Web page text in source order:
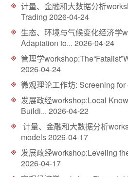
计量、金融和大数据分析
Trading 2026-04-24
生态、环境与气候变化经济学
Adaptation to... 2026-04-24
管理学
2026-04-24
微观理论工作坊: Screening
发展政经workshop:Local
Buildi... 2026-04-22
计量、金融和大数据分析
models2026-04-17
发展政经workshop:Leveling
2026-04-17